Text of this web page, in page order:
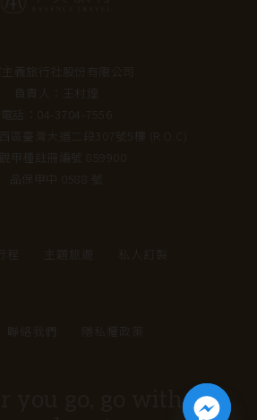
主義旅行社股份有限公司
負責人：王村煌
電話：04-3704-7556
區臺灣大道二段307號5樓 (R.O.C)
觀甲種註冊編號 859900
品保甲中 0588 號
程 主題旅遊 私人訂製
聯絡我們
隱私權政策
you go, go with all